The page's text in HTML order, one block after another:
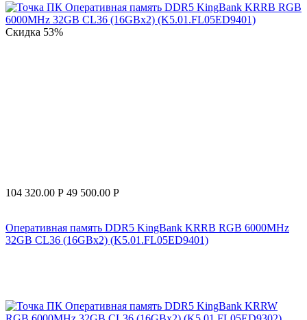
Скидка 53%
104 320.00 Р 49 500.00 Р
Оперативная память DDR5 KingBank KRRB RGB 6000MHz
32GB CL36 (16GBx2) (K5.01.FL05ED9401)